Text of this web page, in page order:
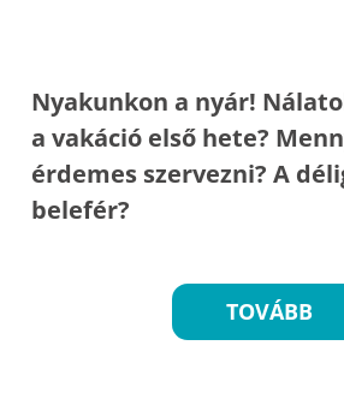
Nyakunkon a nyár!
a vakáció első hete?
érdemes szervezni? A
belefér?
TOVÁBB